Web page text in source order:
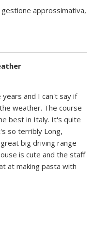
approssimativa,
and I can't say if
weather. The course
best in Italy. It's quite
so terribly Long,
big driving range
is cute and the staff
at making pasta with